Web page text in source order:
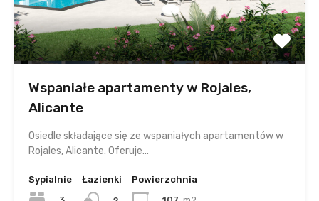
Wspaniałe apartamenty w Rojales,
Alicante
Osiedle składające się ze wspaniałych apartamentów w
Rojales, Alicante. Oferuje…
Sypialnie
Łazienki
Powierzchnia